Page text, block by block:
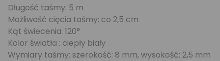
Długość taśmy: 5 m
Możliwość cięcia taśmy: co 2,5 cm
Kąt świecenia: 120°
Kolor światła : ciepły biały
Wymiary taśmy: szerokość: 8 mm, wysokość: 2,5 mm